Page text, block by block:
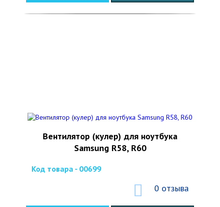
Вентилятор (кулер) для ноутбука
Samsung R58, R60
Код товара - 00699
0 отзыва